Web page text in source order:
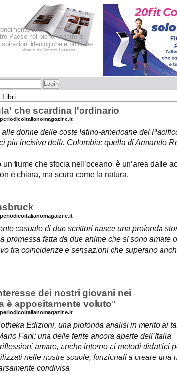
che
Paese nel pieno rispetto di
ideologiche e politiche.
diretto da Vittorio Lussana
Libri
che scardina l'ordinario
donne delle coste latino-americane del
più incisive della Colombia: quella di Armando
un fiume che sfocia nell’oceano: è un’area dalle
è chiara, ma scura come la natura.
casuale di due scrittori nasce una profonda
promessa fatta da due anime che si sono amate
tra coincidenze e sensazioni che superano
dei nostri giovani nei
è appositamente voluto"
Edizioni, una profonda analisi in merito ai
Fani: una delle ferite ancora aperte dell’Italia
amare, anche intorno ai metodi didattici
nelle nostre scuole, funzionali a creare una
condivisa